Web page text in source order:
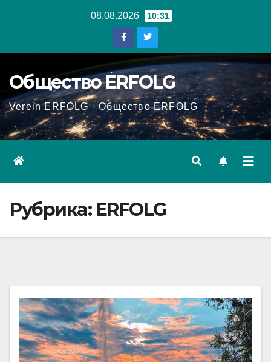
08.08.2026 10:31
Общество ERFOLG
Verein ERFOLG - Общество ERFOLG
Рубрика: ERFOLG